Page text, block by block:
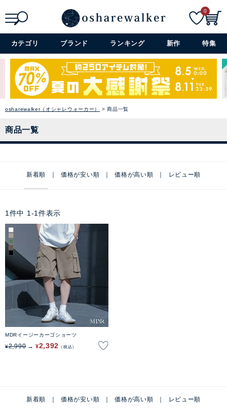
詳細検索+
0
カテゴリ ブランド ランキング 新作 特集
osharewalker（オシャレウォーカー） 商品一覧
商品一覧
新着順 価格が安い順 価格が高い順 レビュー順
1 件中 1 -1 件表示
MDRイージーカーゴショーツ
¥2,990 ¥2,392 税込
新着順 価格が安い順 価格が高い順 レビュー順